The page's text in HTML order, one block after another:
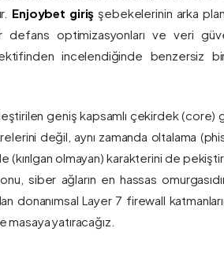
Enjoybet giriş şebekelerinin arka
defans optimizasyonları ve veri
incelendiğinde benzersiz
geniş kapsamlı çekirdek
değil, aynı zamanda oltalama
olmayan) karakterini de
siber ağların en hassas
donanımsal Layer 7 firewall
yatıracağız.